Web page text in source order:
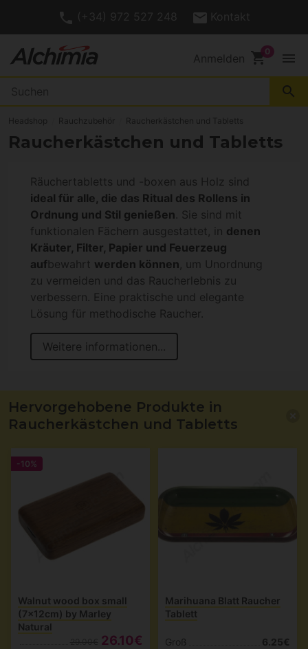
(+34) 972 527 248 Kontakt
Anmelden shopping_cart menu
search
Headshop Rauchzubehör Raucherkästchen und Tabletts
Raucherkästchen und Tabletts
Räuchertabletts und -boxen aus Holz sind
ideal für alle, die das Ritual des Rollens in
Ordnung und Stil genießen. Sie sind mit
funktionalen Fächern ausgestattet, in denen
Kräuter, Filter, Papier und Feuerzeug
aufbewahrt werden können, um Unordnung
zu vermeiden und das Raucherlebnis zu
verbessern. Eine praktische und elegante
Lösung für methodische Raucher.
Weitere informationen...
Hervorgehobene Produkte in
Raucherkästchen und Tabletts
-10%
Walnut wood box small
(7x12cm) by Marley
Natural
26.10€
Marihuana Blatt Raucher
Tablett
Groß 6.25€